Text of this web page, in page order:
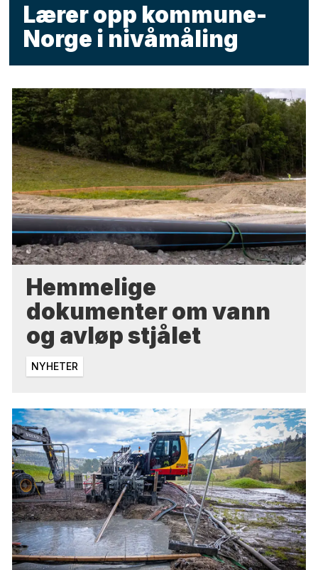
Lærer opp kommune-
Norge i nivåmåling
Hemmelige
dokumenter om vann
og avløp stjålet
NYHETER